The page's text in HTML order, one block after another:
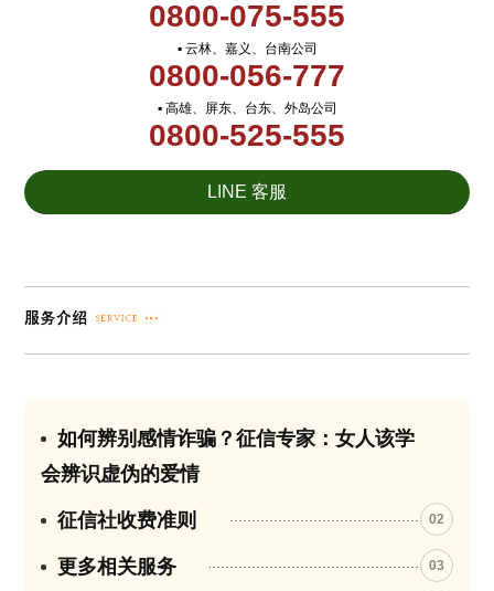
0800-075-555
▪ 云林、嘉义、台南公司
0800-056-777
▪ 高雄、屏东、台东、外岛公司
0800-525-555
LINE 客服
如何辨别感情诈骗？征信专家：女人该学
会辨识虚伪的爱情
征信社收费准则 02
更多相关服务 03